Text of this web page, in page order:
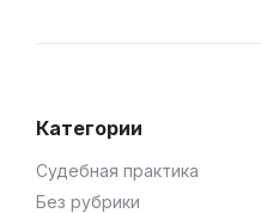
Категории
Cудебная практика
Без рубрики